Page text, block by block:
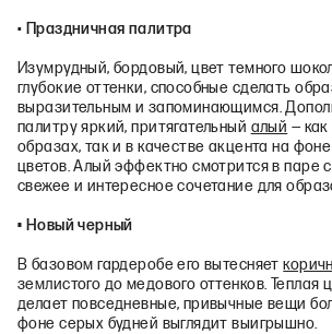
• Праздничная палитра
Изумрудный, бордовый, цвет темного
глубокие оттенки, способные сделать
выразительным и запоминающимся.
палитру яркий, притягательный алый — как
образах, так и в качестве акцента на
цветов. Алый эффектно смотрится в паре
свежее и интересное сочетание для
• Новый черный
В базовом гардеробе его вытесняет
землистого до медового оттенков. Теплая
делает повседневные, привычные вещи
фоне серых будней выглядит выигрышно.